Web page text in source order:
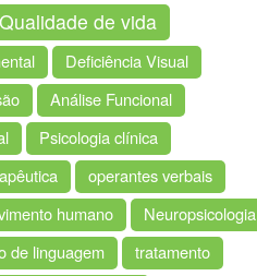
Qualidade de vida
Deficiência Visual
Análise Funcional
Psicologia clínica
operantes verbais
humano
Neuropsicologia
de linguagem
tratamento